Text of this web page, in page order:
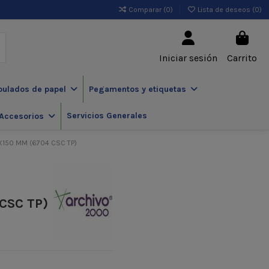
Comparar (0) Lista de deseos (0)
Iniciar sesión Carrito
de papel Pegamentos y etiquetas
Servicios Generales
MM (6704 CSC TP)
TP)